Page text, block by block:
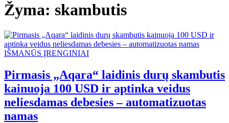
Žyma: skambutis
IŠMANŪS ĮRENGINIAI
Pirmasis „Aqara“ laidinis durų skambutis
kainuoja 100 USD ir aptinka veidus
neliesdamas debesies – automatizuotas
namas